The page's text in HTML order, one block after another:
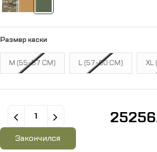
Размер каски
M (55-57 СМ) L (57-60 СМ)
Закончился